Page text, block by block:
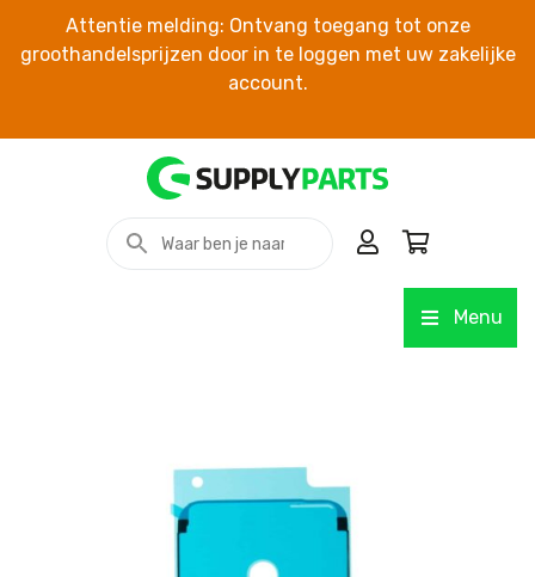
Attentie melding: Ontvang toegang tot onze
groothandelsprijzen door in te loggen met uw zakelijke
account.
Menu